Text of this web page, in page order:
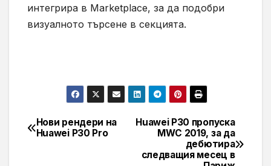
интегрира в Marketplace, за да подобри
визуалното търсене в секцията.
Навигация
Huawei P30 пропуска
MWC 2019, за да
дебютира
следващия месец в
Нови рендери на
Huawei P30 Pro